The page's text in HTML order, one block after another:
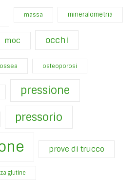
massa mineralometria
moc occhi
ossea osteoporosi
pressione
pressorio
prove di trucco
glutine